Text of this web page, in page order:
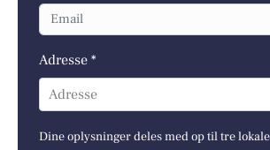
Adresse *
Adresse
Dine oplysninger deles med op til tre lokale